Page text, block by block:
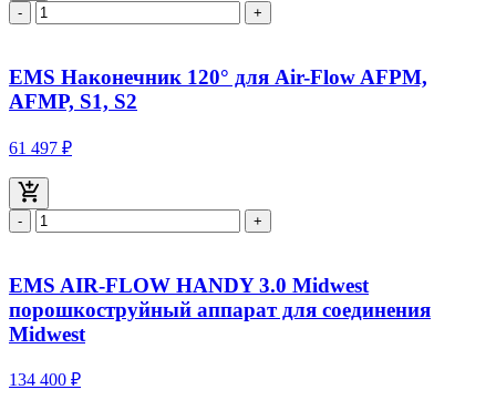
- +
EMS Наконечник 120° для Air-Flow AFPM,
AFMP, S1, S2
61 497 ₽
- +
EMS AIR-FLOW HANDY 3.0 Midwest
порошкоструйный аппарат для соединения
Midwest
134 400 ₽